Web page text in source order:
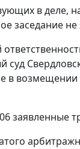
в
заседание
суд
в
заявленные